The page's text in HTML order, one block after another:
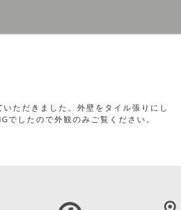
ただきました。外壁をタイル張りにし
でしたので外観のみご覧ください。